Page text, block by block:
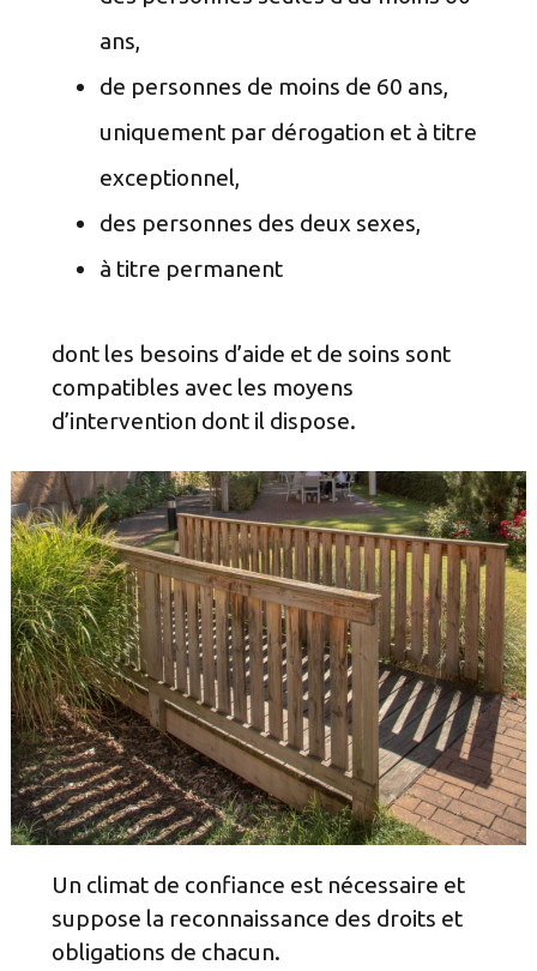
ans,
de personnes de moins de 60 ans,
uniquement par dérogation et à titre
exceptionnel,
des personnes des deux sexes,
à titre permanent
dont les besoins d’aide et de soins sont
compatibles avec les moyens
d’intervention dont il dispose.
Un climat de confiance est nécessaire et
suppose la reconnaissance des droits et
obligations de chacun.